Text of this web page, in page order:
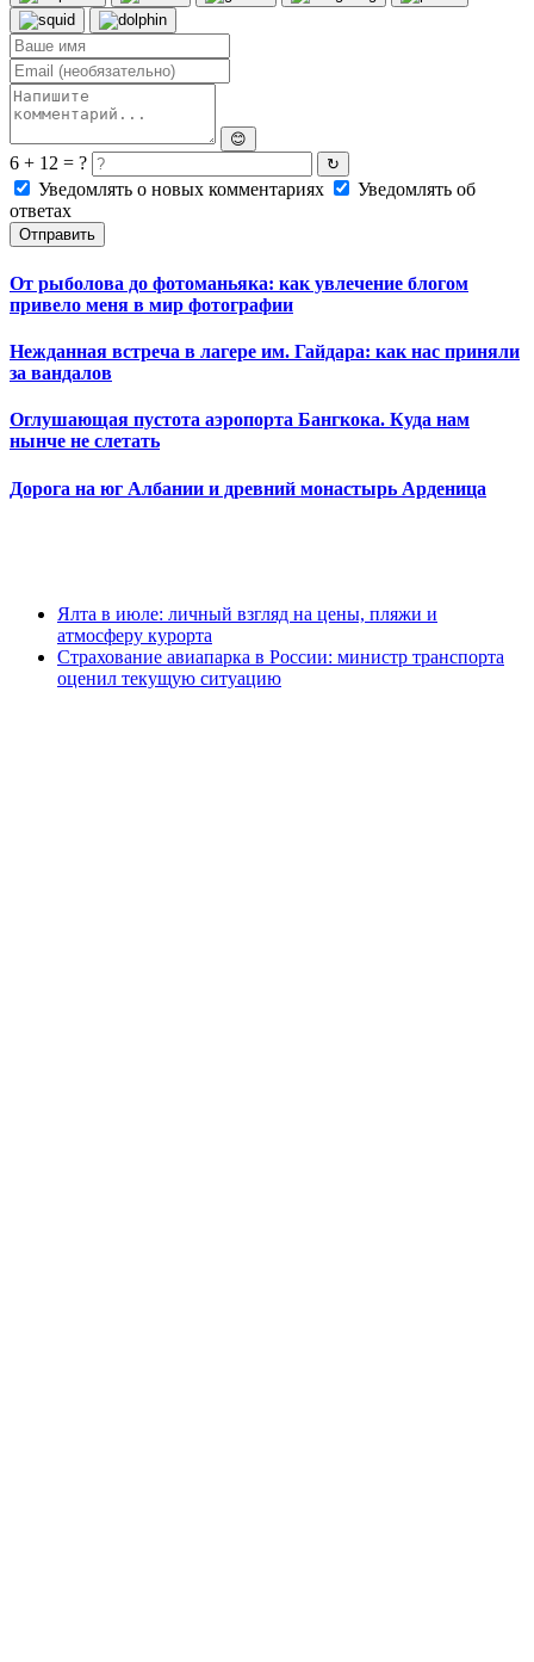
😊
6 + 12 = ? ↻
Уведомлять о новых комментариях
Уведомлять об
ответах
Отправить
От рыболова до фотоманьяка: как увлечение блогом
привело меня в мир фотографии
Нежданная встреча в лагере им. Гайдара: как нас приняли
за вандалов
Оглушающая пустота аэропорта Бангкока. Куда нам
нынче не слетать
Дорога на юг Албании и древний монастырь Арденица
Ялта в июле: личный взгляд на цены, пляжи и
атмосферу курорта
Страхование авиапарка в России: министр транспорта
оценил текущую ситуацию